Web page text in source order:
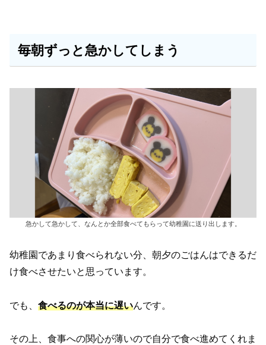
毎朝ずっと急かしてしまう
急かして急かして、なんとか全部食べてもらって幼稚園に送り出します。
幼稚園であまり食べられない分、朝夕のごはんはできるだ
け食べさせたいと思っています。
でも、 食べるのが本当に遅いんです。
その上、食事への関心が薄いので自分で食べ進めてくれま